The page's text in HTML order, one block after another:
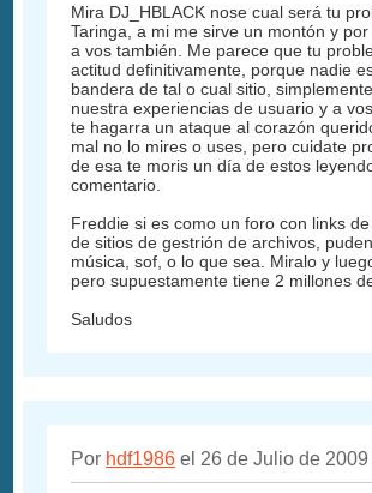
Mira DJ_HBLACK nose cual será tu
Taringa, a mi me sirve un montón y
a vos también. Me parece que tu
actitud definitivamente, porque nadie
bandera de tal o cual sitio,
nuestra experiencias de usuario y a
te hagarra un ataque al corazón
mal no lo mires o uses, pero cuidate
de esa te moris un día de estos
comentario.
Freddie si es como un foro con links
de sitios de gestrión de archivos,
música, sof, o lo que sea. Miralo y
pero supuestamente tiene 2 millones
Saludos
Por hdf1986 el 26 de Julio de 2009